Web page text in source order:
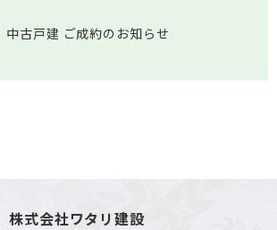
古戸建 ご成約のお知らせ
株式会社ワタリ建設